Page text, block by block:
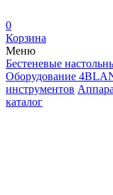
0
Корзина
Меню
Бестеневые
Оборудование
инструментов
каталог